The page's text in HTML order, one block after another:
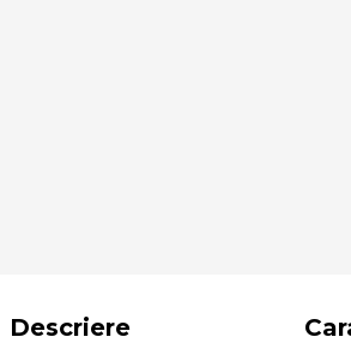
Descriere